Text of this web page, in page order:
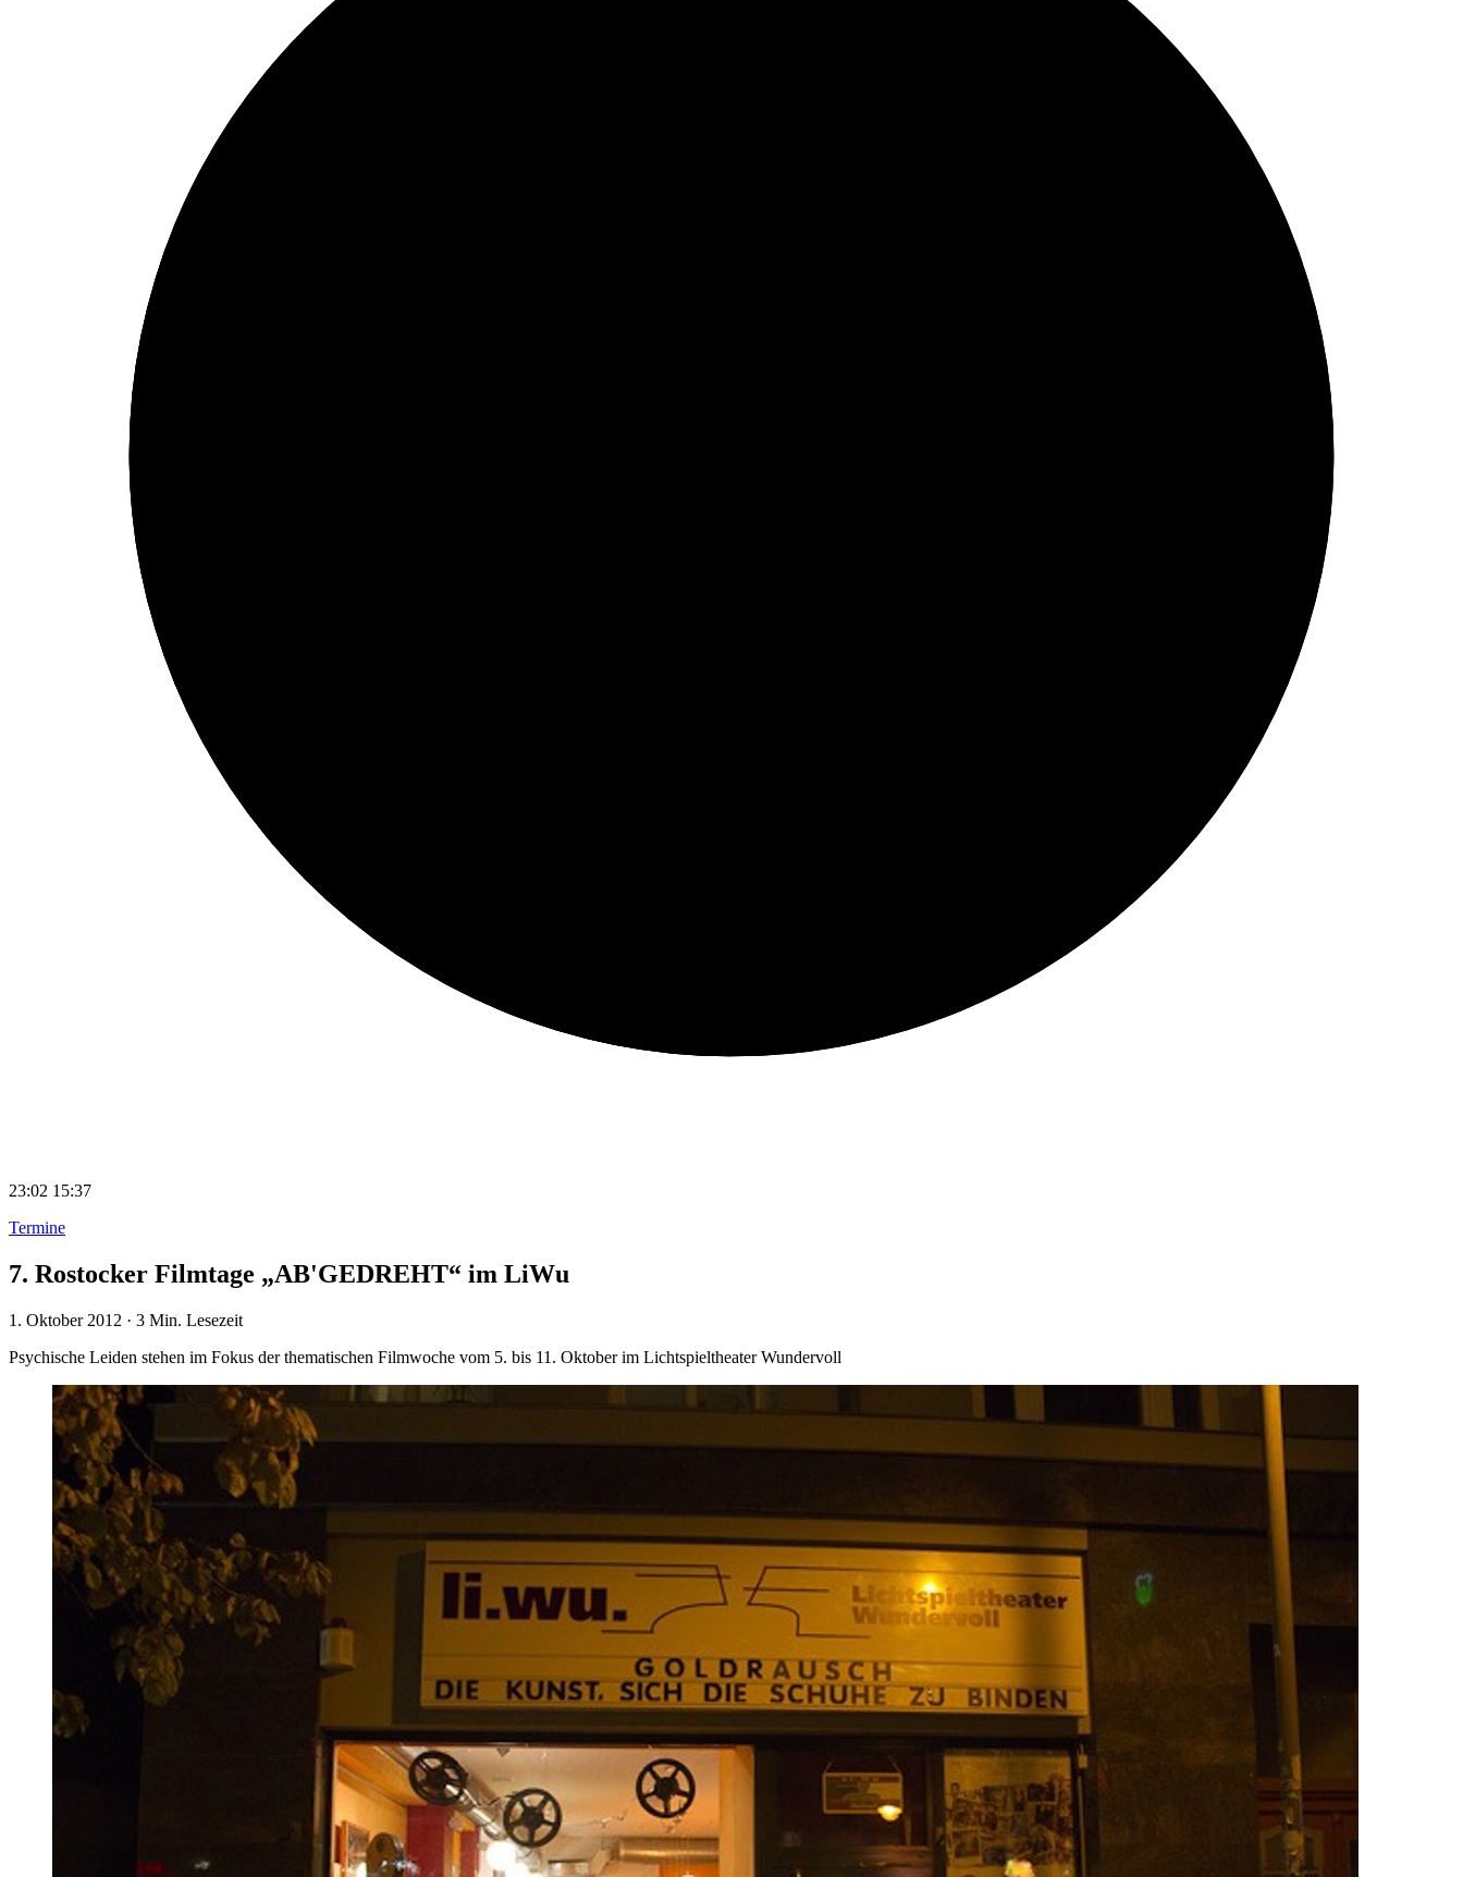
23:02 15:37
Termine
7. Rostocker Filmtage „AB'GEDREHT“ im LiWu
1. Oktober 2012 · 3 Min. Lesezeit
Psychische Leiden stehen im Fokus der thematischen Filmwoche vom 5. bis 11. Oktober im Lichtspieltheater Wundervoll